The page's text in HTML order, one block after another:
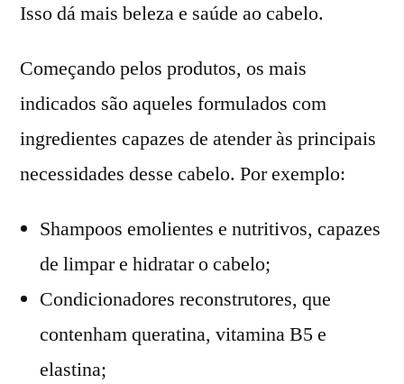
Isso dá mais beleza e saúde ao cabelo.
Começando pelos produtos, os mais
indicados são aqueles formulados com
ingredientes capazes de atender às principais
necessidades desse cabelo. Por exemplo:
Shampoos emolientes e nutritivos, capazes
de limpar e hidratar o cabelo;
Condicionadores reconstrutores, que
contenham queratina, vitamina B5 e
elastina;